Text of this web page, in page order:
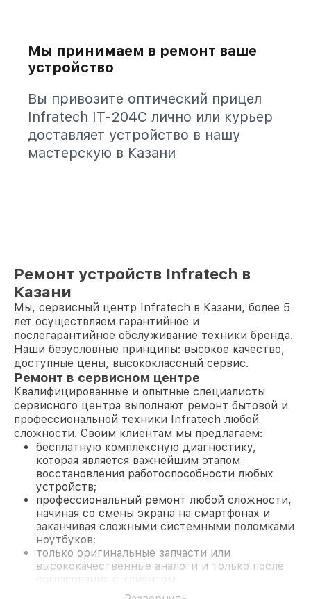
Мы принимаем в ремонт ваше
устройство
Вы привозите оптический прицел
Infratech IT-204C лично или курьер
доставляет устройство в нашу
мастерскую в Казани
Ремонт устройств Infratech в
Казани
Мы, сервисный центр Infratech в Казани, более 5
лет осуществляем гарантийное и
послегарантийное обслуживание техники бренда.
Наши безусловные принципы: высокое качество,
доступные цены, высококлассный сервис.
Ремонт в сервисном центре
Квалифицированные и опытные специалисты
сервисного центра выполняют ремонт бытовой и
профессиональной техники Infratech любой
сложности. Своим клиентам мы предлагаем:
бесплатную комплексную диагностику,
которая является важнейшим этапом
восстановления работоспособности любых
устройств;
профессиональный ремонт любой сложности,
начиная со смены экрана на смартфонах и
заканчивая сложными системными поломками
ноутбуков;
только оригинальные запчасти или
высококачественные аналоги и только после
согласования с клиентом.
На все работы и замененные комплектующие